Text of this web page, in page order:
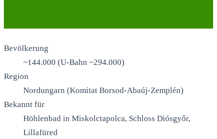
Bevölkerung
~144.000 (U-Bahn ~294.000)
Region
Nordungarn (Komitat Borsod-Abaúj-Zemplén)
Bekannt für
Höhlenbad in Miskolctapolca, Schloss Diósgyőr,
Lillafüred